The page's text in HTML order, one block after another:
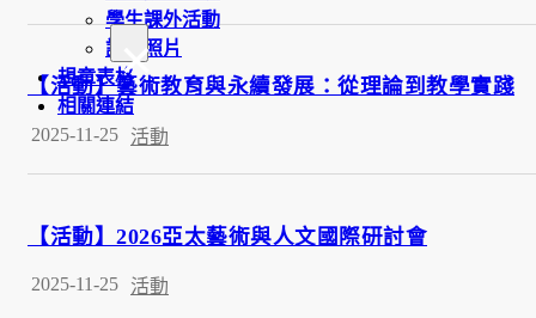
×
學生課外活動
訪談照片
規章表格
相關連結
【活動】藝術教育與永續發展：從理論到教學實踐
2025-11-25 活動
【活動】2026亞太藝術與人文國際研討會
2025-11-25 活動